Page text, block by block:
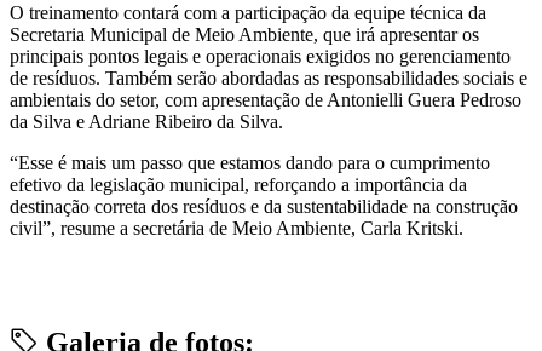
O treinamento contará com a participação da equipe técnica da
Secretaria Municipal de Meio Ambiente, que irá apresentar os
principais pontos legais e operacionais exigidos no gerenciamento
de resíduos. Também serão abordadas as responsabilidades sociais e
ambientais do setor, com apresentação de Antonielli Guera Pedroso
da Silva e Adriane Ribeiro da Silva.
“Esse é mais um passo que estamos dando para o cumprimento
efetivo da legislação municipal, reforçando a importância da
destinação correta dos resíduos e da sustentabilidade na construção
civil”, resume a secretária de Meio Ambiente, Carla Kritski.
Galeria de fotos: